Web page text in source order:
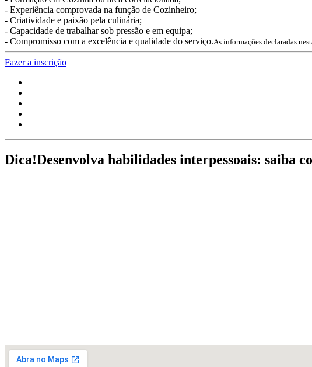
- Experiência comprovada na função de Cozinheiro;
- Criatividade e paixão pela culinária;
- Capacidade de trabalhar sob pressão e em equipa;
- Compromisso com a excelência e qualidade do serviço.As informações declaradas
Fazer a inscrição
Dica!Desenvolva habilidades interpessoais: saiba